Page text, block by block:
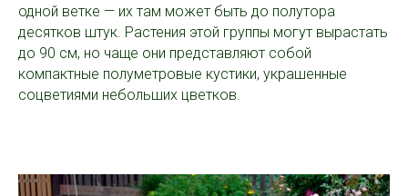
одной ветке — их там может быть до полутора
десятков штук. Растения этой группы могут вырастать
до 90 см, но чаще они представляют собой
компактные полуметровые кустики, украшенные
соцветиями небольших цветков.